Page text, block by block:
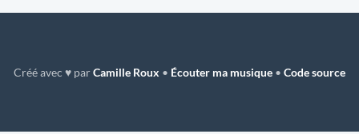
Créé avec ♥ parCamille Roux • Écouter ma musique • Code source